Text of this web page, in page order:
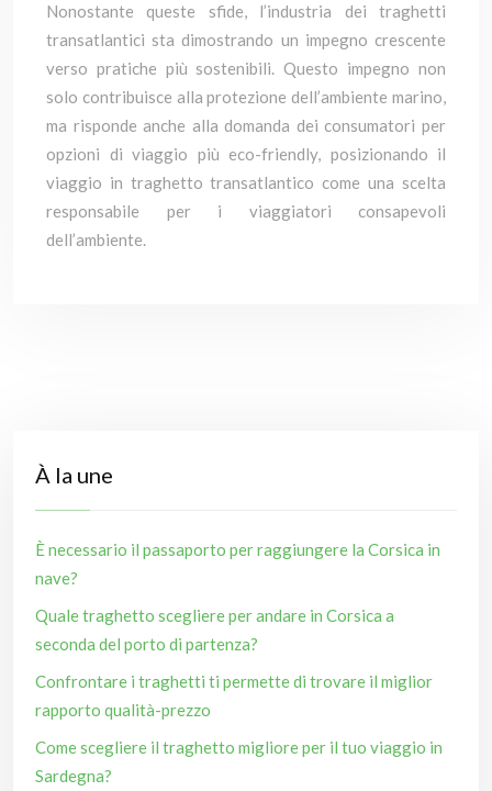
Nonostante queste sfide, l’industria dei traghetti
transatlantici sta dimostrando un impegno crescente
verso pratiche più sostenibili. Questo impegno non
solo contribuisce alla protezione dell’ambiente marino,
ma risponde anche alla domanda dei consumatori per
opzioni di viaggio più eco-friendly, posizionando il
viaggio in traghetto transatlantico come una scelta
responsabile per i viaggiatori consapevoli
dell’ambiente.
À la une
È necessario il passaporto per raggiungere la Corsica in
nave?
Quale traghetto scegliere per andare in Corsica a
seconda del porto di partenza?
Confrontare i traghetti ti permette di trovare il miglior
rapporto qualità-prezzo
Come scegliere il traghetto migliore per il tuo viaggio in
Sardegna?